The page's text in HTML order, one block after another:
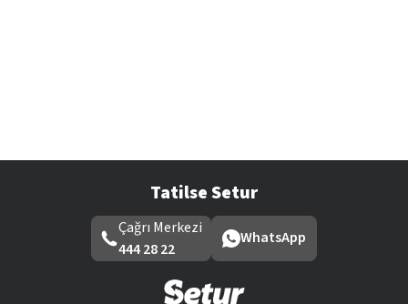
Tatilse Setur
Çağrı Merkezi
444 28 22
WhatsApp